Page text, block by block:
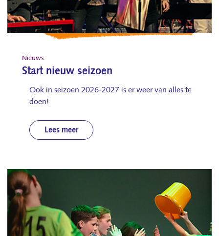
Nieuws
Start nieuw seizoen
Ook in seizoen 2026-2027 is er weer van alles te
doen!
Lees meer